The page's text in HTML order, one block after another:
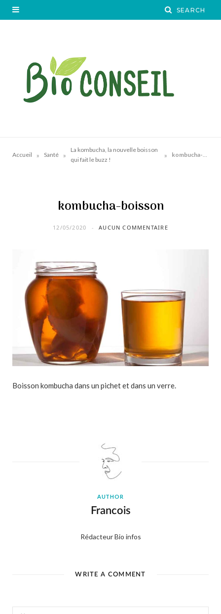
Accueil » Santé »
La kombucha, la nouvelle boisson
qui fait le buzz !
» kombucha-boisson
kombucha-boisson
12/05/2020 AUCUN COMMENTAIRE
Boisson kombucha dans un pichet et dans un verre.
AUTHOR
Francois
Rédacteur Bio infos
WRITE A COMMENT